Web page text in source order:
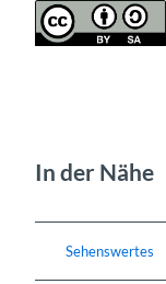
In der Nähe
Sehenswertes